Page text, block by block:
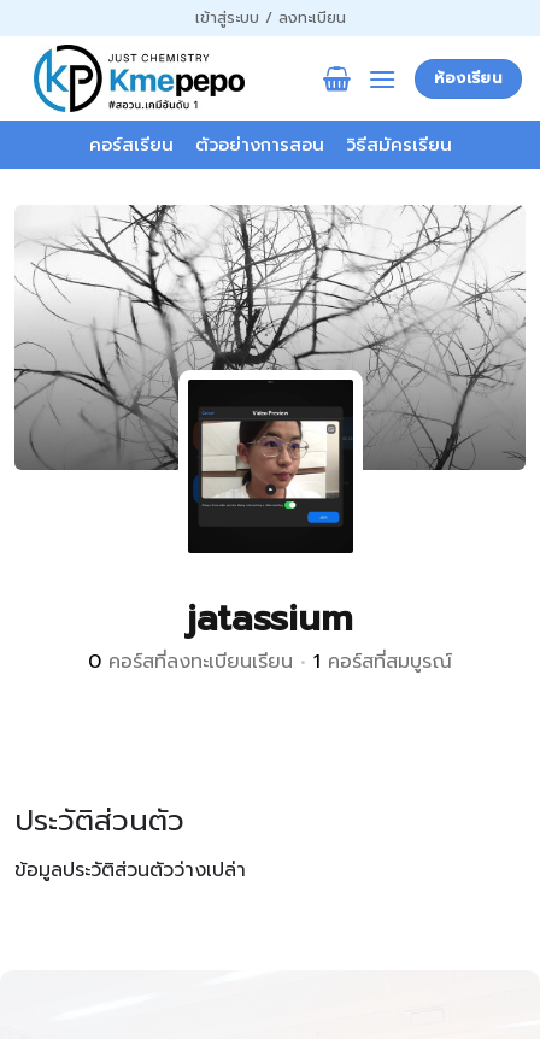
ไป
เนื้อหา
เข้าสู่ระบบ / ลงทะเบียน
ห้องเรียน
คอร์สเรียน ตัวอย่างการสอน วิธีสมัครเรียน
jatassium
0 คอร์สที่ลงทะเบียนเรียน • 1 คอร์สที่สมบูรณ์
ประวัติส่วนตัว
ข้อมูลประวัติส่วนตัวว่างเปล่า